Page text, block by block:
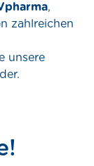
,
zahlreichen
unsere